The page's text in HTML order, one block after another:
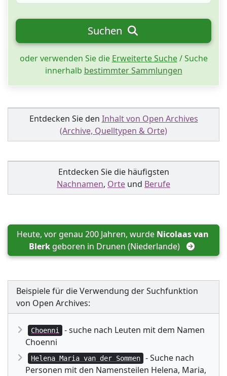
Suchen
oder verwenden Sie die Erweiterte Suche/ Suche
innerhalb bestimmter Sammlungen
Entdecken Sie den Inhalt von Open Archives
(Archive, Quelltypen & Orte)
Entdecken Sie die häufigsten
Nachnamen, Orte und Berufe
Heute, vor genau 200 Jahren, wurde Nicolaas van
Blerk geboren in Drunen (Niederlande)
Beispiele für die Verwendung der Suchfunktion
von Open Archives:
Choenni
- suche nach Leuten mit dem Namen
Choenni
Helena Maria van der Sommen
- Suche nach
Personen mit den Namensteilen Helena, Maria,